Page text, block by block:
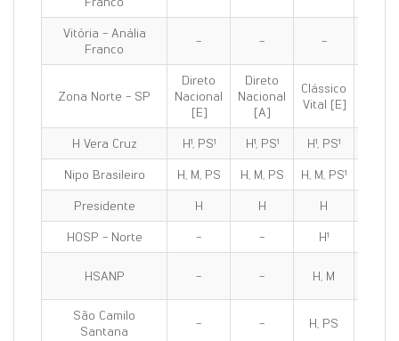
Vitória - Anália
Franco
- - -
Zona Norte - SP
Direto
Nacional
[E]
Direto
Nacional
[A]
Clássico
Vital [E]
H Vera Cruz H¹, PS¹ H¹, PS¹ H¹, PS¹
Nipo Brasileiro
H, M, PS H, M, PS H, M, PS¹
Presidente
H H H
HOSP - Norte
- - H¹
HSANP - - H, M
São Camilo
Santana
- - H, PS